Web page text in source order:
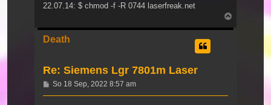
22.07.14: $ chmod -f -R 0744 laserfreak.net
Death
Re: Siemens Lgr 7801m Laser
Beitrag
So 18 Sep, 2022 8:57 am